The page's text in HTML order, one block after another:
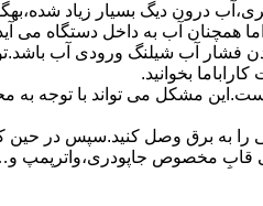
درون دﯾﮓ ﺑﺴﯿﺎر زﯾﺎد
آب به داخل دستگاه می
فشار آب شیلنگ ورودی آب
بخوانید.
مشکل می تواند با توجه به
را ﺑﻪ ﺑﺮق وصل ﮐﻨﯿﺪ.سپس در
ﻣﺨﺼﻮص ﺟﺎﭘﻮدری،واترپمپ